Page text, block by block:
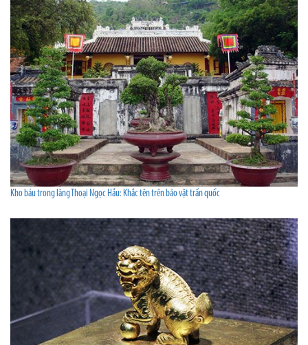
Kho báu trong lăng Thoại Ngọc Hầu: Khắc tên trên bảo vật trấn quốc